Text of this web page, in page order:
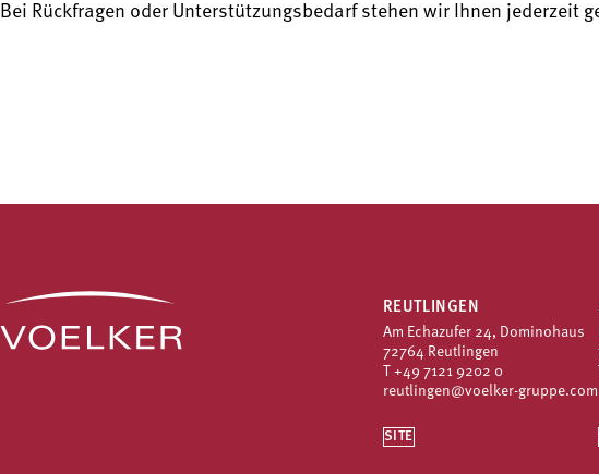
Bei Rückfragen oder Unterstützungsbedarf stehen wir Ihnen jederzeit
REUTLINGEN
Am Echazufer 24, Dominohaus
72764 Reutlingen
T +49 7121 9202 0
reutlingen@voelker-gruppe.com
SITE